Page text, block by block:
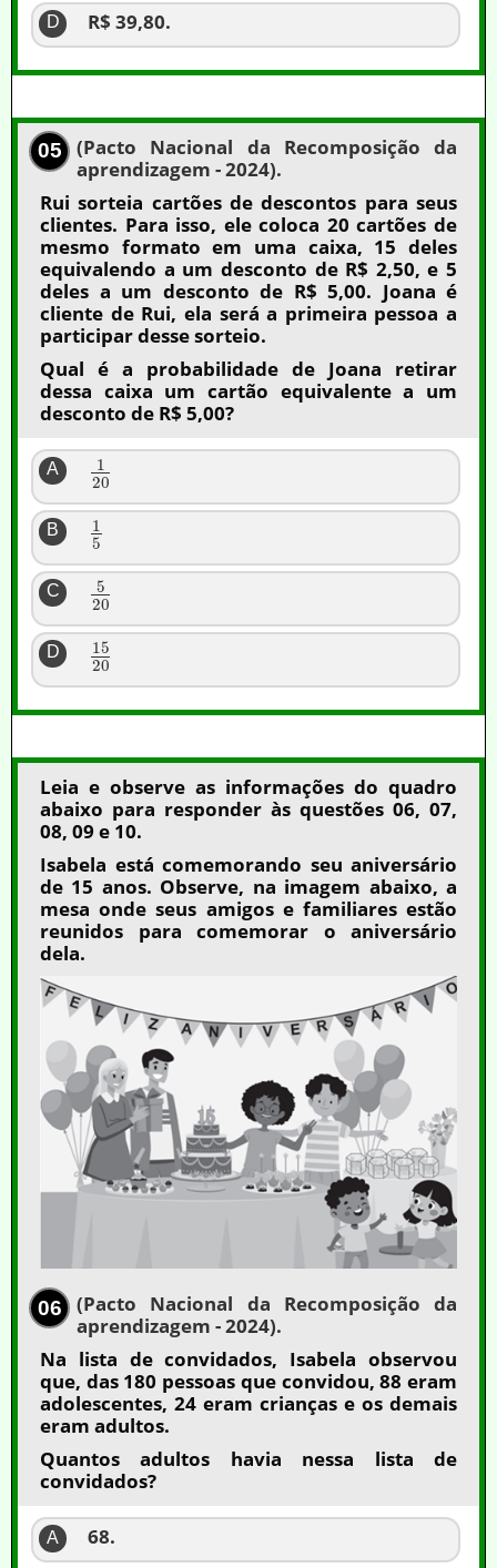
D R$ 39,80.
05
(Pacto Nacional da Recomposição da
aprendizagem - 2024).
Rui sorteia cartões de descontos para seus
clientes. Para isso, ele coloca 20 cartões de
mesmo formato em uma caixa, 15 deles
equivalendo a um desconto de R$ 2,50, e 5
deles a um desconto de R$ 5,00. Joana é
cliente de Rui, ela será a primeira pessoa a
participar desse sorteio.
Qual é a probabilidade de Joana retirar
dessa caixa um cartão equivalente a um
desconto de R$ 5,00?
A
1
20
B
1
5
C
5
20
D
15
20
Leia e observe as informações do quadro
abaixo para responder às questões 06, 07,
08, 09 e 10.
Isabela está comemorando seu aniversário
de 15 anos. Observe, na imagem abaixo, a
mesa onde seus amigos e familiares estão
reunidos para comemorar o aniversário
dela.
06
(Pacto Nacional da Recomposição da
aprendizagem - 2024).
Na lista de convidados, Isabela observou
que, das 180 pessoas que convidou, 88 eram
adolescentes, 24 eram crianças e os demais
eram adultos.
Quantos adultos havia nessa lista de
convidados?
A 68.